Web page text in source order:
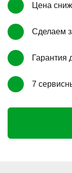
Цена
Сделаем
Гарантия
7